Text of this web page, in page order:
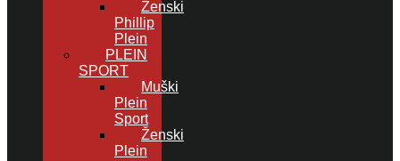
Ženski
Phillip
Plein
PLEIN
SPORT
Muški
Plein
Sport
Ženski
Plein